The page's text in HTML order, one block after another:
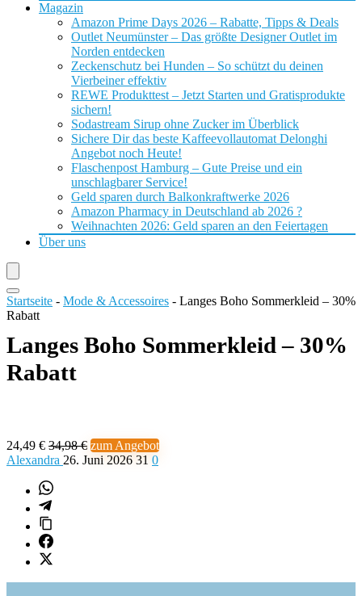
Magazin
Amazon Prime Days 2026 – Rabatte, Tipps & Deals
Outlet Neumünster – Das größte Designer Outlet im
Norden entdecken
Zeckenschutz bei Hunden – So schützt du deinen
Vierbeiner effektiv
REWE Produkttest – Jetzt Starten und Gratisprodukte
sichern!
Sodastream Sirup ohne Zucker im Überblick
Sichere Dir das beste Kaffeevollautomat Delonghi
Angebot noch Heute!
Flaschenpost Hamburg – Gute Preise und ein
unschlagbarer Service!
Geld sparen durch Balkonkraftwerke 2026
Amazon Pharmacy in Deutschland ab 2026 ?
Weihnachten 2026: Geld sparen an den Feiertagen
Über uns
Startseite - Mode & Accessoires - Langes Boho Sommerkleid – 30%
Rabatt
Langes Boho Sommerkleid – 30%
Rabatt
24,49 € 34,98 € zum Angebot
Alexandra 26. Juni 2026 31 0